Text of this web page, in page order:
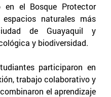
en el Bosque Protector
naturales más
de Guayaquil y
y biodiversidad.
participaron en
trabajo colaborativo y
el aprendizaje